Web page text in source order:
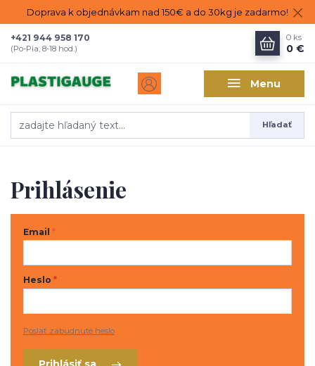
Doprava k objednávkam nad 150€ a do 30kg je zadarmo!
Menu
Hľadať
+421 944 958 170
(Po-Pia, 8-18 hod.)
0 ks
0 €
Prihlásenie
Email *
Heslo *
Poslať zabudnuté heslo